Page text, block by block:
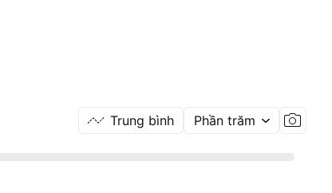
Trung bình Phần trăm